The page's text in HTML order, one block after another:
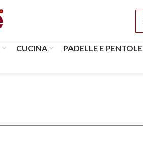
CUCINA PADELLE E PENTOLE